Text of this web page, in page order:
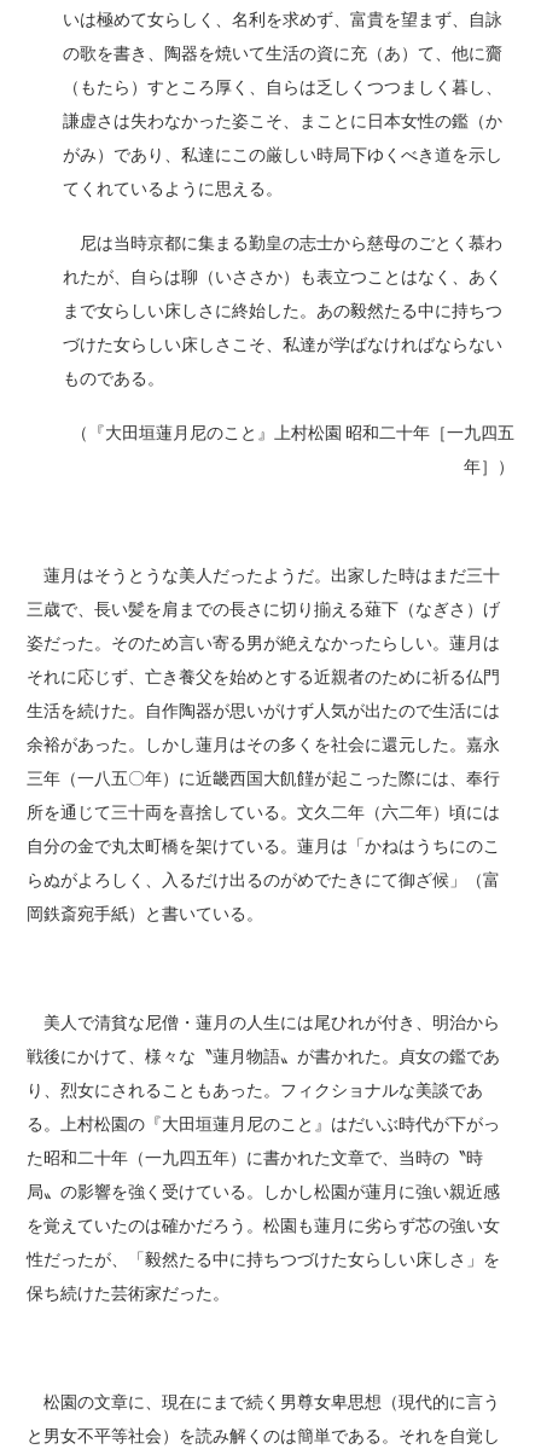
いは極めて女らしく、名利を求めず、富貴を望まず、自詠
の歌を書き、陶器を焼いて生活の資に充（あ）て、他に齎
（もたら）すところ厚く、自らは乏しくつつましく暮し、
謙虚さは失わなかった姿こそ、まことに日本女性の鑑（か
がみ）であり、私達にこの厳しい時局下ゆくべき道を示し
てくれているように思える。
尼は当時京都に集まる勤皇の志士から慈母のごとく慕わ
れたが、自らは聊（いささか）も表立つことはなく、あく
まで女らしい床しさに終始した。あの毅然たる中に持ちつ
づけた女らしい床しさこそ、私達が学ばなければならない
ものである。
（『大田垣蓮月尼のこと』上村松園 昭和二十年［一九四五
年］）
蓮月はそうとうな美人だったようだ。出家した時はまだ三十
三歳で、長い髪を肩までの長さに切り揃える薙下（なぎさ）げ
姿だった。そのため言い寄る男が絶えなかったらしい。蓮月は
それに応じず、亡き養父を始めとする近親者のために祈る仏門
生活を続けた。自作陶器が思いがけず人気が出たので生活には
余裕があった。しかし蓮月はその多くを社会に還元した。嘉永
三年（一八五〇年）に近畿西国大飢饉が起こった際には、奉行
所を通じて三十両を喜捨している。文久二年（六二年）頃には
自分の金で丸太町橋を架けている。蓮月は「かねはうちにのこ
らぬがよろしく、入るだけ出るのがめでたきにて御ざ候」（富
岡鉄斎宛手紙）と書いている。
美人で清貧な尼僧・蓮月の人生には尾ひれが付き、明治から
戦後にかけて、様々な〝蓮月物語〟が書かれた。貞女の鑑であ
り、烈女にされることもあった。フィクショナルな美談であ
る。上村松園の『大田垣蓮月尼のこと』はだいぶ時代が下がっ
た昭和二十年（一九四五年）に書かれた文章で、当時の〝時
局〟の影響を強く受けている。しかし松園が蓮月に強い親近感
を覚えていたのは確かだろう。松園も蓮月に劣らず芯の強い女
性だったが、「毅然たる中に持ちつづけた女らしい床しさ」を
保ち続けた芸術家だった。
松園の文章に、現在にまで続く男尊女卑思想（現代的に言う
と男女不平等社会）を読み解くのは簡単である。それを自覚し